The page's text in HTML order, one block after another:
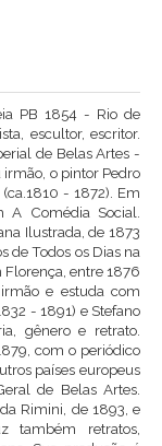
PB 1854 - Rio de
escultor, escritor.
de Belas Artes -
irmão, o pintor Pedro
- 1872). Em
A Comédia Social.
Ilustrada, de 1873
de Todos os Dias na
Florença, entre 1876
e estuda com
- 1891) e Stefano
gênero e retrato.
com o periódico
países europeus
de Belas Artes.
Rimini, de 1893, e
também retratos,